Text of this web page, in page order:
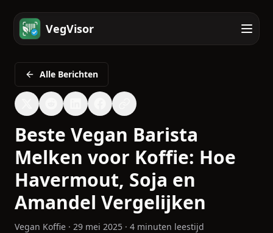
VegVisor
Alle Berichten
Beste Vegan Barista
Melken voor Koffie: Hoe
Havermout, Soja en
Amandel Vergelijken
Vegan Koffie · 29 mei 2025 · 4 minuten leestijd